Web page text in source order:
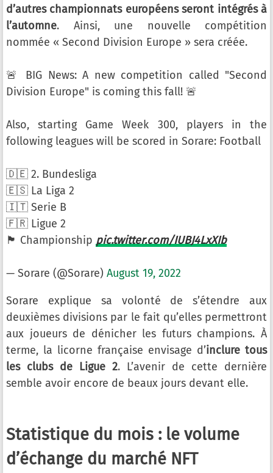
d’autres championnats européens seront intégrés à
l’automne. Ainsi, une nouvelle compétition
nommée « Second Division Europe » sera créée.
🚨 BIG News: A new competition called "Second
Division Europe" is coming this fall! 🚨
Also, starting Game Week 300, players in the
following leagues will be scored in Sorare: Football
🇩🇪 2. Bundesliga
🇪🇸 La Liga 2
🇮🇹 Serie B
🇫🇷 Ligue 2
🏴󠁧󠁢󠁥󠁮󠁧󠁿 Championship pic.twitter.com/IUBJ4LxXIb
— Sorare (@Sorare) August 19, 2022
Sorare explique sa volonté de s’étendre aux
deuxièmes divisions par le fait qu’elles permettront
aux joueurs de dénicher les futurs champions. À
terme, la licorne française envisage d’inclure tous
les clubs de Ligue 2. L’avenir de cette dernière
semble avoir encore de beaux jours devant elle.
Statistique du mois : le volume
d’échange du marché NFT